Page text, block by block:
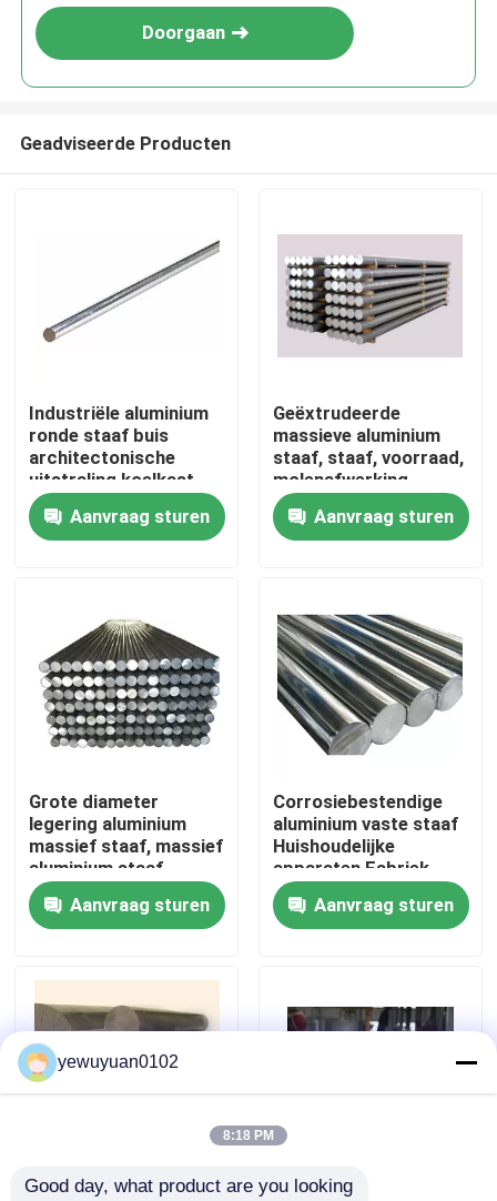
Producten
Videos
Ongeveer ons
Fabrieksreis
Kwaliteitscontrole
Contacteer ons
Gevallen
Doorgaan
Geadviseerde Producten
Industriële aluminium
ronde staaf buis
architectonische
uitstraling koelkast
Aanvraag sturen
Geëxtrudeerde
massieve aluminium
staaf, staaf, voorraad,
molenafwerking,
instrumentmaterialen
Aanvraag sturen
Grote diameter
legering aluminium
massief staaf, massief
aluminium staaf
Zilveren
Aanvraag sturen
Corrosiebestendige
aluminium vaste staaf
Huishoudelijke
apparaten Fabriek
Afgerond
Aanvraag sturen
Transport massieve Corrosiebestendig
yewuyuan0102
8:18 PM
Good day, what product are you looking